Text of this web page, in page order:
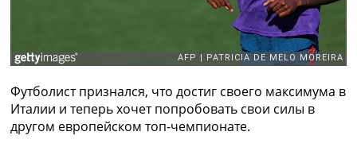
Новости футбола Украины
Конкурс прогнозов
Рейтинги
Правила
Коллективный прогноз
Футболист признался, что достиг своего максимума в
Италии и теперь хочет попробовать свои силы в
другом европейском топ-чемпионате.